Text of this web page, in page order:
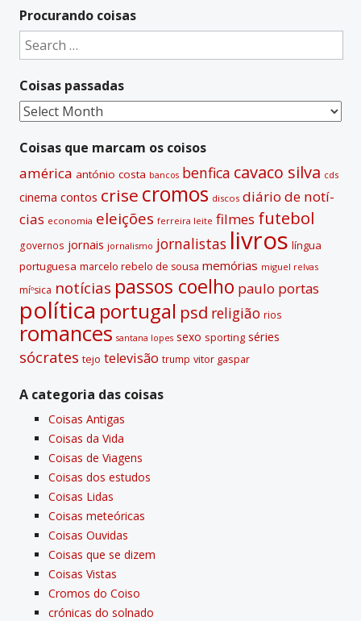
t
e
a
t
i
v
Procurando coisas
Search
for:
Coisas passadas
Coisas
Coisas que marcam os coisos
américa antónio costa bancos benfica cavaco silva cds
cinema contos crise cromos discos diário de notí­
cias economia eleições ferreira leite filmes futebol
governos jornais jornalismo jornalistas livros lí­ngua
portuguesa marcelo rebelo de sousa memórias miguel relvas
míºsica notí­cias passos coelho paulo portas
polí­tica portugal psd religião rios
romances santana lopes sexo sporting séries
sócrates tejo televisão trump vitor gaspar
A categoria das coisas
Coisas Antigas
Coisas da Vida
Coisas de Viagens
Coisas dos estudos
Coisas Lidas
Coisas meteóricas
Coisas Ouvidas
Coisas que se dizem
Coisas Vistas
Cromos do Coiso
crónicas do solnado